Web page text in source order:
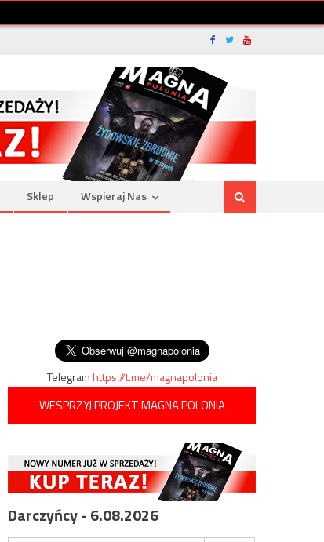
Sklep Wspieraj Nas
Telegramhttps://t.me/magnapolonia
WESPRZYJ PROJEKT MAGNA POLONIA
Darczyńcy - 6.08.2026